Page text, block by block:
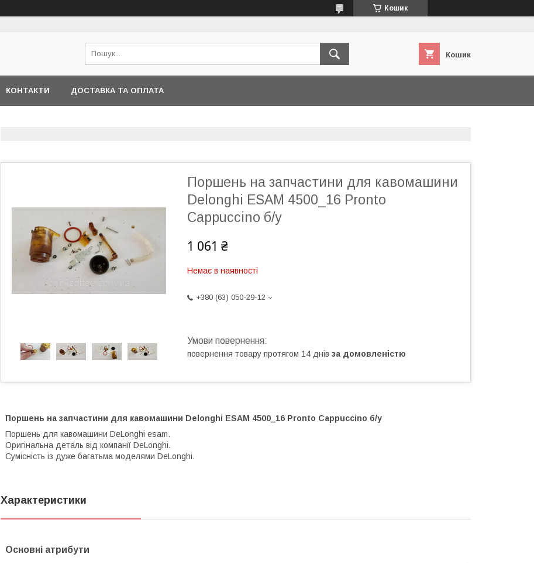
Кошик
Кошик
КОНТАКТИ ДОСТАВКА ТА ОПЛАТА
Поршень на запчастини для кавомашини
Delonghi ESAM 4500_16 Pronto
Cappuccino б/у
1 061 ₴
Немає в наявності
+380 (63) 050-29-12
повернення товару протягом 14 днів за домовленістю
Поршень на запчастини для кавомашини Delonghi ESAM 4500_16 Pronto Cappuccino б/у
Поршень для кавомашини DeLonghi esam.
Оригінальна деталь від компанії DeLonghi.
Сумісність із дуже багатьма моделями DeLonghi.
Характеристики
Основні атрибути